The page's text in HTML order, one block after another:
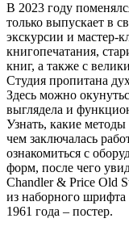
В 2023 году
только выпускает в
экскурсии и мастер-
книгопечатания,
книг, а также с
Студия пропитана
Здесь можно
выглядела и
Узнать, какие
чем заключалась
ознакомиться с
форм, после чего
Chandler & Price Old
из наборного шрифта
1961 года – постер.